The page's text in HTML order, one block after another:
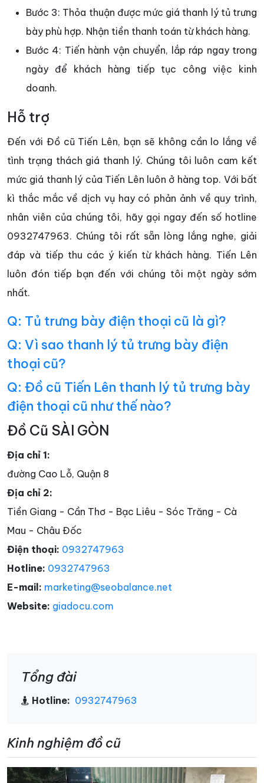
Bước 3: Thỏa thuận được mức giá thanh lý tủ trưng
bày phù hợp. Nhận tiền thanh toán từ khách hàng.
Bước 4: Tiến hành vận chuyển, lắp ráp ngay trong
ngày để khách hàng tiếp tục công việc kinh
doanh.
Hỗ trợ
Đến với Đồ cũ Tiến Lên, bạn sẽ không cần lo lắng về
tình trạng thách giá thanh lý. Chúng tôi luôn cam kết
mức giá thanh lý của Tiến Lên luôn ở hàng top. Với bất
kì thắc mắc về dịch vụ hay có phản ảnh về quy trình,
nhân viên của chúng tôi, hãy gọi ngay đến số hotline
0932747963. Chúng tôi rất sẵn lòng lắng nghe, giải
đáp và tiếp thu các ý kiến từ khách hàng. Tiến Lên
luôn đón tiếp bạn đến với chúng tôi một ngày sớm
nhất.
Q: Tủ trưng bày điện thoại cũ là gì?
Q: Vì sao thanh lý tủ trưng bày điện
thoại cũ?
Q: Đồ cũ Tiến Lên thanh lý tủ trưng bày
điện thoại cũ như thế nào?
Đồ Cũ SÀI GÒN
Địa chỉ 1:
đường Cao Lỗ, Quận 8
Địa chỉ 2:
Tiền Giang - Cần Thơ - Bạc Liêu - Sóc Trăng - Cà
Mau - Châu Đốc
Điện thoại: 0932747963
Hotline: 0932747963
E-mail: marketing@seobalance.net
Website: giadocu.com
Tổng đài
Hotline: 0932747963
Kinh nghiệm đồ cũ